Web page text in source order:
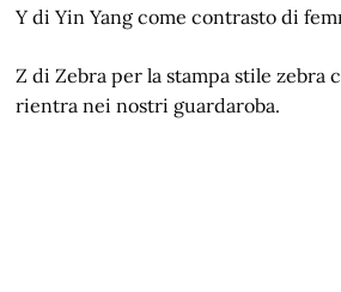
Y di Yin Yang come contrasto di
Z di Zebra per la stampa stile zebra
rientra nei nostri guardaroba.